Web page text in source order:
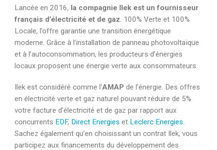
Lancée en 2016, la compagnie Ilek est un fournisseur
français d’électricité et de gaz. 100% Verte et 100%
Locale, l’offre garantie une transition énergétique
moderne. Grâce à l’installation de panneau photovoltaïque
et à l’autoconsommation, les producteurs d’énergies
locaux proposent une énergie verte aux consommateurs.
Ilek est considéré comme l’AMAP de l’énergie. Des offres
en électricité verte et gaz naturel pouvant réduire de 5%
votre facture d’électricité et de gaz par rapport aux
concurrents EDF, Direct Energies et Leclerc Energies.
Sachez également qu’en choisissant un contrat Ilek, vous
participez aux financements du développement des